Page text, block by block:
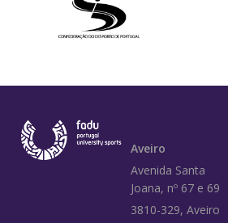
Aveiro
Avenida Santa
Joana, nº 67 e 69
3810-329, Aveiro